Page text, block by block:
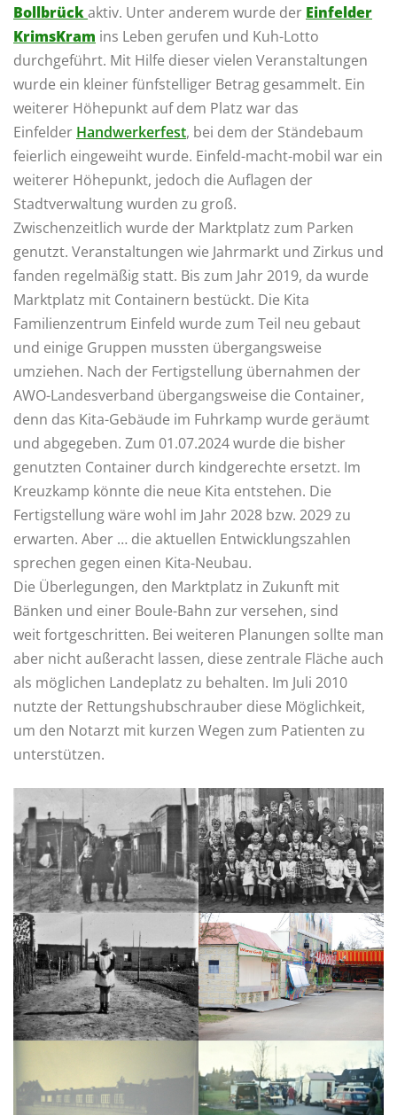
Bollbrückaktiv. Unter anderem wurde der Einfelder
KrimsKram ins Leben gerufen und Kuh-Lotto
durchgeführt. Mit Hilfe dieser vielen Veranstaltungen
wurde ein kleiner fünfstelliger Betrag gesammelt. Ein
weiterer Höhepunkt auf dem Platz war das
Einfelder Handwerkerfest, bei dem der Ständebaum
feierlich eingeweiht wurde. Einfeld-macht-mobil war ein
weiterer Höhepunkt, jedoch die Auflagen der
Stadtverwaltung wurden zu groß.
Zwischenzeitlich wurde der Marktplatz zum Parken
genutzt. Veranstaltungen wie Jahrmarkt und Zirkus und
fanden regelmäßig statt. Bis zum Jahr 2019, da wurde
Marktplatz mit Containern bestückt. Die Kita
Familienzentrum Einfeld wurde zum Teil neu gebaut
und einige Gruppen mussten übergangsweise
umziehen. Nach der Fertigstellung übernahmen der
AWO-Landesverband übergangsweise die Container,
denn das Kita-Gebäude im Fuhrkamp wurde geräumt
und abgegeben. Zum 01.07.2024 wurde die bisher
genutzten Container durch kindgerechte ersetzt. Im
Kreuzkamp könnte die neue Kita entstehen. Die
Fertigstellung wäre wohl im Jahr 2028 bzw. 2029 zu
erwarten. Aber … die aktuellen Entwicklungszahlen
sprechen gegen einen Kita-Neubau.
Die Überlegungen, den Marktplatz in Zukunft mit
Bänken und einer Boule-Bahn zur versehen, sind
weit fortgeschritten. Bei weiteren Planungen sollte man
aber nicht außeracht lassen, diese zentrale Fläche auch
als möglichen Landeplatz zu behalten. Im Juli 2010
nutzte der Rettungshubschrauber diese Möglichkeit,
um den Notarzt mit kurzen Wegen zum Patienten zu
unterstützen.